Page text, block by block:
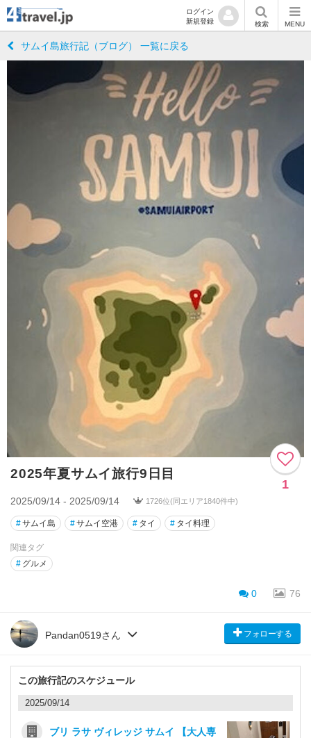
ログイン
新規登録
検索 MENU
サムイ島旅行記（ブログ） 一覧に戻る
2025年夏サムイ旅行9日目
1
2025/09/14 - 2025/09/14 1726位(同エリア1840件中)
#サムイ島 #サムイ空港 # タイ # タイ料理
関連タグ
# グルメ
0 76
Pandan0519さん フォローする
この旅行記のスケジュール
2025/09/14
ブリ ラサ ヴィレッジ サムイ 【大人専